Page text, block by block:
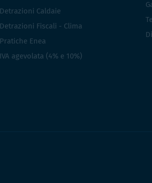
Detrazioni Caldaie
Detrazioni Fiscali - Clima
Pratiche Enea
IVA agevolata (4% e 10%)